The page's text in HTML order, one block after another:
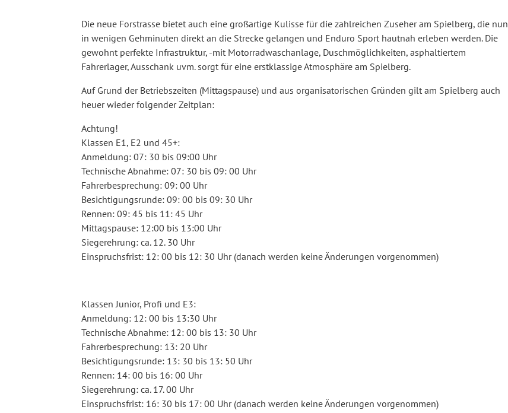
Die neue Forstrasse bietet auch eine großartige Kulisse für die zahlreichen Zuseher am Spielberg, die nun
in wenigen Gehminuten direkt an die Strecke gelangen und Enduro Sport hautnah erleben werden. Die
gewohnt perfekte Infrastruktur, -mit Motorradwaschanlage, Duschmöglichkeiten, asphaltiertem
Fahrerlager, Ausschank uvm. sorgt für eine erstklassige Atmosphäre am Spielberg.
Auf Grund der Betriebszeiten (Mittagspause) und aus organisatorischen Gründen gilt am Spielberg auch
heuer wieder folgender Zeitplan:
Achtung!
Klassen E1, E2 und 45+:
Anmeldung: 07: 30 bis 09:00 Uhr
Technische Abnahme: 07: 30 bis 09: 00 Uhr
Fahrerbesprechung: 09: 00 Uhr
Besichtigungsrunde: 09: 00 bis 09: 30 Uhr
Rennen: 09: 45 bis 11: 45 Uhr
Mittagspause: 12:00 bis 13:00 Uhr
Siegerehrung: ca. 12. 30 Uhr
Einspruchsfrist: 12: 00 bis 12: 30 Uhr (danach werden keine Änderungen vorgenommen)
Klassen Junior, Profi und E3:
Anmeldung: 12: 00 bis 13:30 Uhr
Technische Abnahme: 12: 00 bis 13: 30 Uhr
Fahrerbesprechung: 13: 20 Uhr
Besichtigungsrunde: 13: 30 bis 13: 50 Uhr
Rennen: 14: 00 bis 16: 00 Uhr
Siegerehrung: ca. 17. 00 Uhr
Einspruchsfrist: 16: 30 bis 17: 00 Uhr (danach werden keine Änderungen vorgenommen)